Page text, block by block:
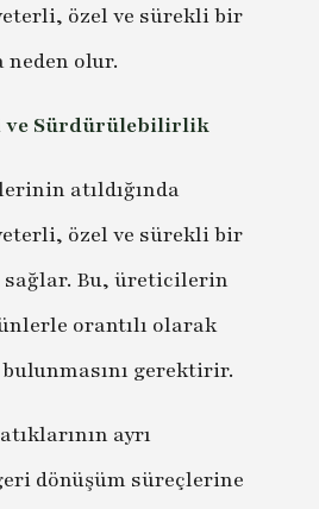
özel ve sürekli bir
neden olur.
ve Sürdürülebilirlik
atıldığında
özel ve sürekli bir
sağlar. Bu, üreticilerin
orantılı olarak
gerektirir.
ayrı
dönüşüm süreçlerine